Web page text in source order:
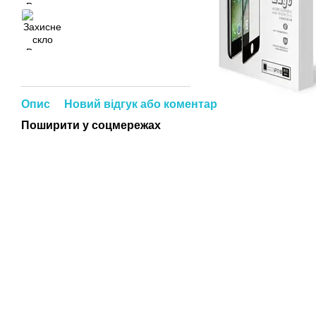
Опис
Новий відгук або коментар
Поширити у соцмережах